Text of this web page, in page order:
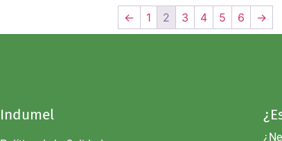
← 1 2 3 4 5 6 →
Indumel